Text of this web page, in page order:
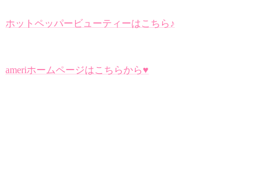
ホットペッパービューティーはこちら♪
ameriホームページはこちらから♥